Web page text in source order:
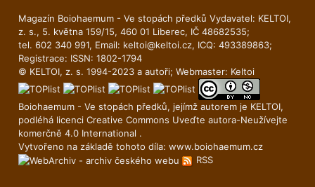
Magazín Boiohaemum - Ve stopách předků Vydavatel: KELTOI,
z. s., 5. května 159/15, 460 01 Liberec, IČ 48682535;
tel. 602 340 991, Email: keltoi@keltoi.cz, ICQ: 493389863;
Registrace: ISSN: 1802-1794
© KELTOI, z. s. 1994-2023 a autoři; Webmaster: Keltoi
Boiohaemum - Ve stopách předků, jejímž autorem je KELTOI,
podléhá licenci Creative Commons Uveďte autora-Neuží­vejte
komerčně 4.0 International .
Vytvořeno na základě tohoto díla: www.boiohaemum.cz
RSS